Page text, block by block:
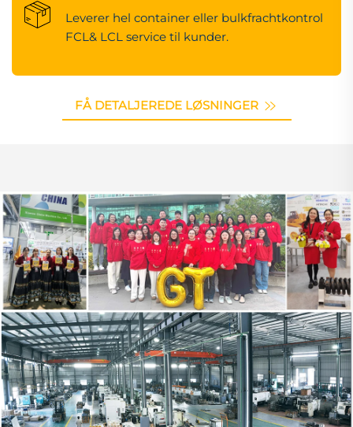
Leverer hel container eller bulkfrachtkontrol
FCL& LCL service til kunder.
FÅ DETALJEREDE LØSNINGER